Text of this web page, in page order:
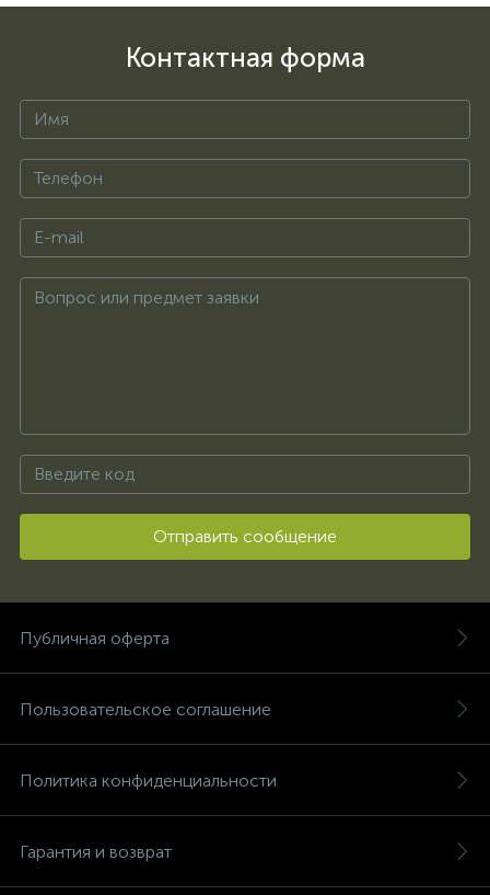
Контактная форма
Отправить сообщение
Публичная оферта
Пользовательское соглашение
Политика конфиденциальности
Гарантия и возврат